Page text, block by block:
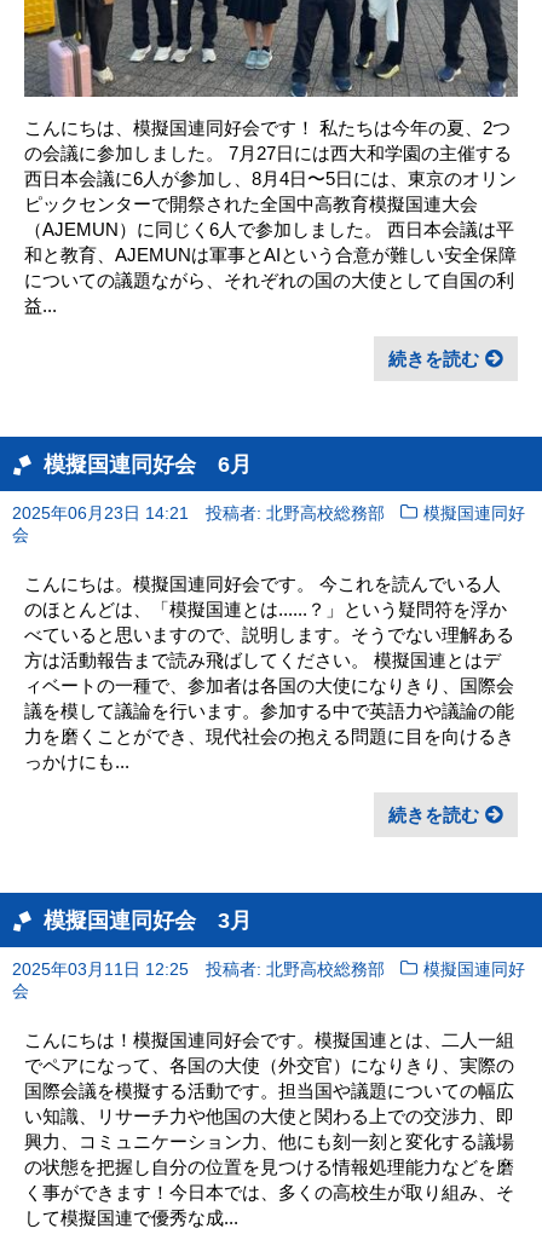
こんにちは、模擬国連同好会です！ 私たちは今年の夏、2つ
の会議に参加しました。 7月27日には西大和学園の主催する
西日本会議に6人が参加し、8月4日〜5日には、東京のオリン
ピックセンターで開祭された全国中高教育模擬国連大会
（AJEMUN）に同じく6人で参加しました。 西日本会議は平
和と教育、AJEMUNは軍事とAIという合意が難しい安全保障
についての議題ながら、それぞれの国の大使として自国の利
益...
続きを読む
模擬国連同好会 6月
2025年06月23日 14:21 投稿者: 北野高校総務部
模擬国連同好
会
こんにちは。模擬国連同好会です。 今これを読んでいる人
のほとんどは、「模擬国連とは......？」という疑問符を浮か
べていると思いますので、説明します。そうでない理解ある
方は活動報告まで読み飛ばしてください。 模擬国連とはデ
ィベートの一種で、参加者は各国の大使になりきり、国際会
議を模して議論を行います。参加する中で英語力や議論の能
力を磨くことができ、現代社会の抱える問題に目を向けるき
っかけにも...
続きを読む
模擬国連同好会 3月
2025年03月11日 12:25 投稿者: 北野高校総務部
模擬国連同好
会
こんにちは！模擬国連同好会です。模擬国連とは、二人一組
でペアになって、各国の大使（外交官）になりきり、実際の
国際会議を模擬する活動です。担当国や議題についての幅広
い知識、リサーチ力や他国の大使と関わる上での交渉力、即
興力、コミュニケーション力、他にも刻一刻と変化する議場
の状態を把握し自分の位置を見つける情報処理能力などを磨
く事ができます！今日本では、多くの高校生が取り組み、そ
して模擬国連で優秀な成...